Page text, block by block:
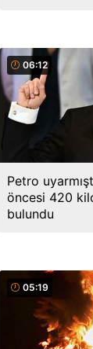
06:12
Petro
öncesi 420
bulundu
05:19